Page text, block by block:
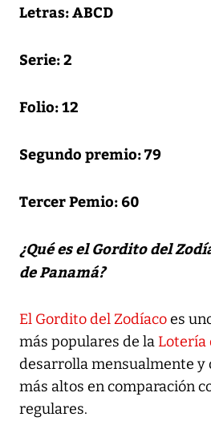
Letras: ABCD
Serie:2
Folio: 12
Segundo premio: 79
Tercer Pemio: 60
¿Qué es el Gordito del
de Panamá?
El Gordito del Zodíacoes
más populares de laLotería
desarrolla mensualmente y
más altos en comparación
regulares.